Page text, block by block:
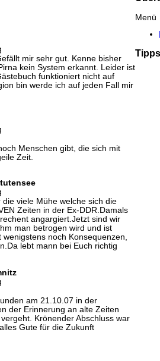
mir sehr gut. Kenne bisher
kein System erkannt. Leider ist
funktioniert nicht auf
bin werde ich auf jeden Fall mir
Menschen gibt, die sich mit
Zeit.
viele Mühe welche sich die
Zeiten in der Ex-DDR.Damals
angargiert.Jetzt sind wir
man betrogen wird und ist
noch Konsequenzen,
lebt mann bei Euch richtig
am 21.10.07 in der
der Erinnerung an alte Zeiten
Krönender Abschluss war
Gute für die Zukunft
Menü
Tipps